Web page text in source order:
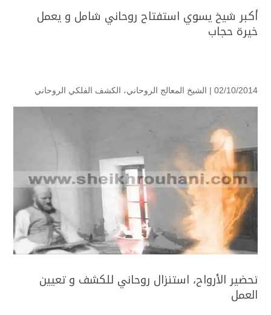
أكبر شيخ يسوي استفتاح روحاني شامل و يعمل
خيرة حجاب
02/10/2014 | الشيخ المعالج الروحاني، الكشف الفلكي الروحاني
تحضير الأرواح، استنزال روحاني للكشف و تعيين
العمل